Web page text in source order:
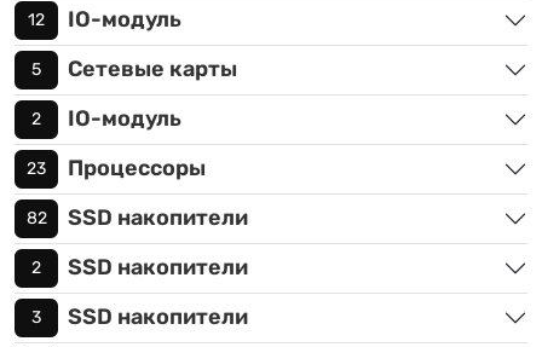
12 IO-модуль
5 Сетевые карты
2 IO-модуль
23 Процессоры
82 SSD накопители
2 SSD накопители
3 SSD накопители